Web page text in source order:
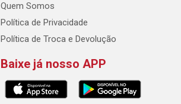
Quem Somos
Política de Privacidade
Política de Troca e Devolução
Baixe já nosso APP